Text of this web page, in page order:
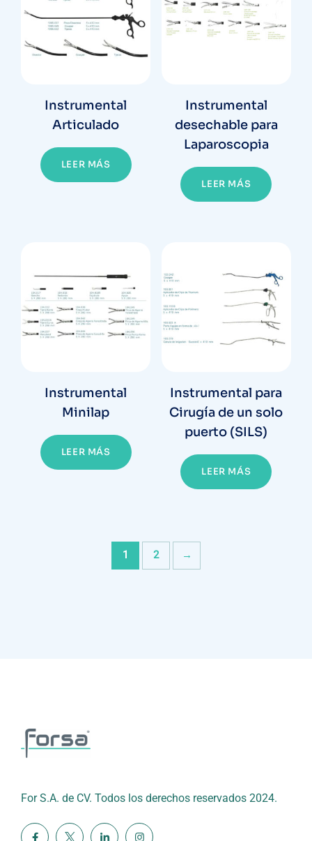
Instrumental
Articulado
LEER MÁS
Instrumental
desechable para
Laparoscopia
LEER MÁS
Instrumental
Minilap
LEER MÁS
Instrumental para
Cirugía de un solo
puerto (SILS)
LEER MÁS
1 2 →
For S.A. de CV. Todos los derechos reservados 2024.